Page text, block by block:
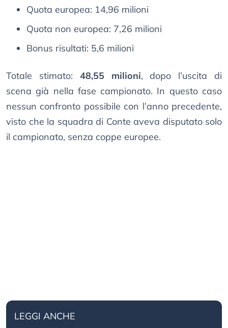
Quota europea: 14,96 milioni
Quota non europea: 7,26 milioni
Bonus risultati: 5,6 milioni
Totale stimato: 48,55 milioni, dopo l’uscita di
scena già nella fase campionato. In questo caso
nessun confronto possibile con l’anno precedente,
visto che la squadra di Conte aveva disputato solo
il campionato, senza coppe europee.
LEGGI ANCHE